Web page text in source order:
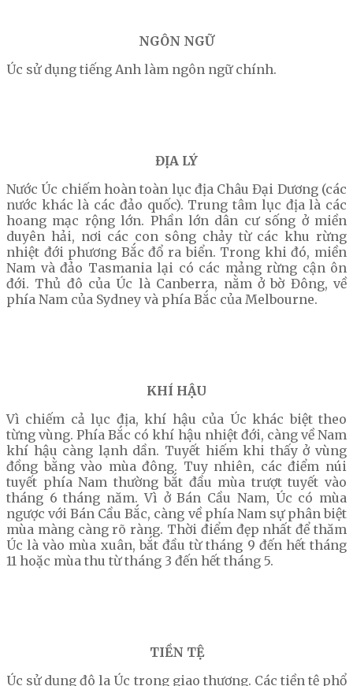
NGÔN NGỮ
Úc sử dụng tiếng Anh làm ngôn ngữ chính.
ĐỊA LÝ
Nước Úc chiếm hoàn toàn lục địa Châu Đại Dương (các
nước khác là các đảo quốc). Trung tâm lục địa là các
hoang mạc rộng lớn. Phần lớn dân cư sống ở miền
duyên hải, nơi các con sông chảy từ các khu rừng
nhiệt đới phương Bắc đổ ra biển. Trong khi đó, miền
Nam và đảo Tasmania lại có các mảng rừng cận ôn
đới. Thủ đô của Úc là Canberra, nằm ở bờ Đông, về
phía Nam của Sydney và phía Bắc của Melbourne.
KHÍ HẬU
Vì chiếm cả lục địa, khí hậu của Úc khác biệt theo
từng vùng. Phía Bắc có khí hậu nhiệt đới, càng về Nam
khí hậu càng lạnh dần. Tuyết hiếm khi thấy ở vùng
đồng bằng vào mùa đông. Tuy nhiên, các điểm núi
tuyết phía Nam thường bắt đầu mùa trượt tuyết vào
tháng 6 tháng năm. Vì ở Bán Cầu Nam, Úc có mùa
ngược với Bán Cầu Bắc, càng về phía Nam sự phân biệt
mùa màng càng rõ ràng. Thời điểm đẹp nhất để thăm
Úc là vào mùa xuân, bắt đầu từ tháng 9 đến hết tháng
11 hoặc mùa thu từ tháng 3 đến hết tháng 5.
TIỀN TỆ
Úc sử dụng đô la Úc trong giao thương. Các tiền tệ phổ